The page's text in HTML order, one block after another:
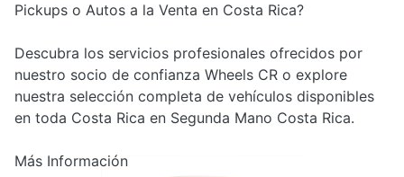
Pickups o Autos a la Venta en Costa Rica?
Descubra los servicios profesionales ofrecidos por
nuestro socio de confianza Wheels CR o explore
nuestra selección completa de vehículos disponibles
en toda Costa Rica en Segunda Mano Costa Rica.
Más Información